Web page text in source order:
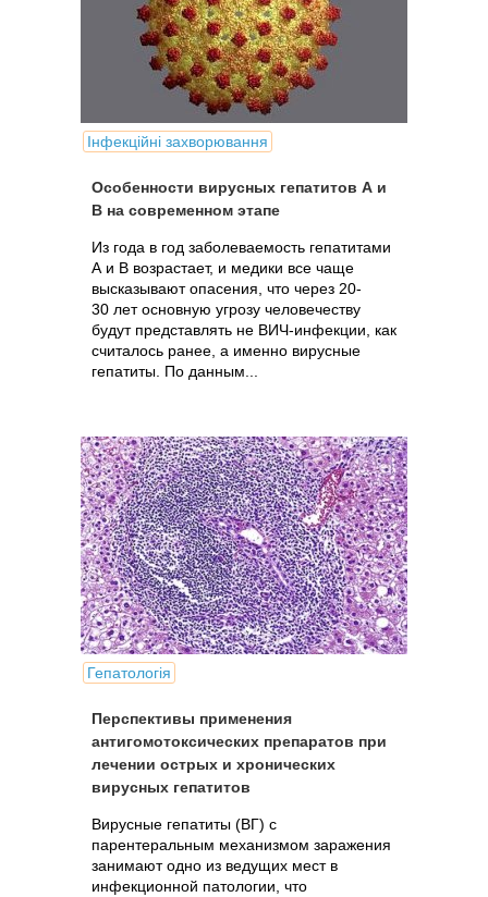
Інфекційні захворювання
Особенности вирусных гепатитов А и
В на современном этапе
Из года в год заболеваемость гепатитами
А и В возрастает, и медики все чаще
высказывают опасения, что через 20-
30 лет основную угрозу человечеству
будут представлять не ВИЧ-инфекции, как
считалось ранее, а именно вирусные
гепатиты. По данным...
Гепатологія
Перспективы применения
антигомотоксических препаратов при
лечении острых и хронических
вирусных гепатитов
Вирусные гепатиты (ВГ) с
парентеральным механизмом заражения
занимают одно из ведущих мест в
инфекционной патологии, что